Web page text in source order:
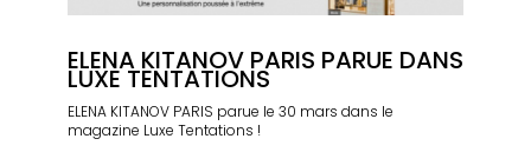
ELENA KITANOV PARIS PARUE DANS
LUXE TENTATIONS
ELENA KITANOV PARIS parue le 30 mars dans le
magazine Luxe Tentations !